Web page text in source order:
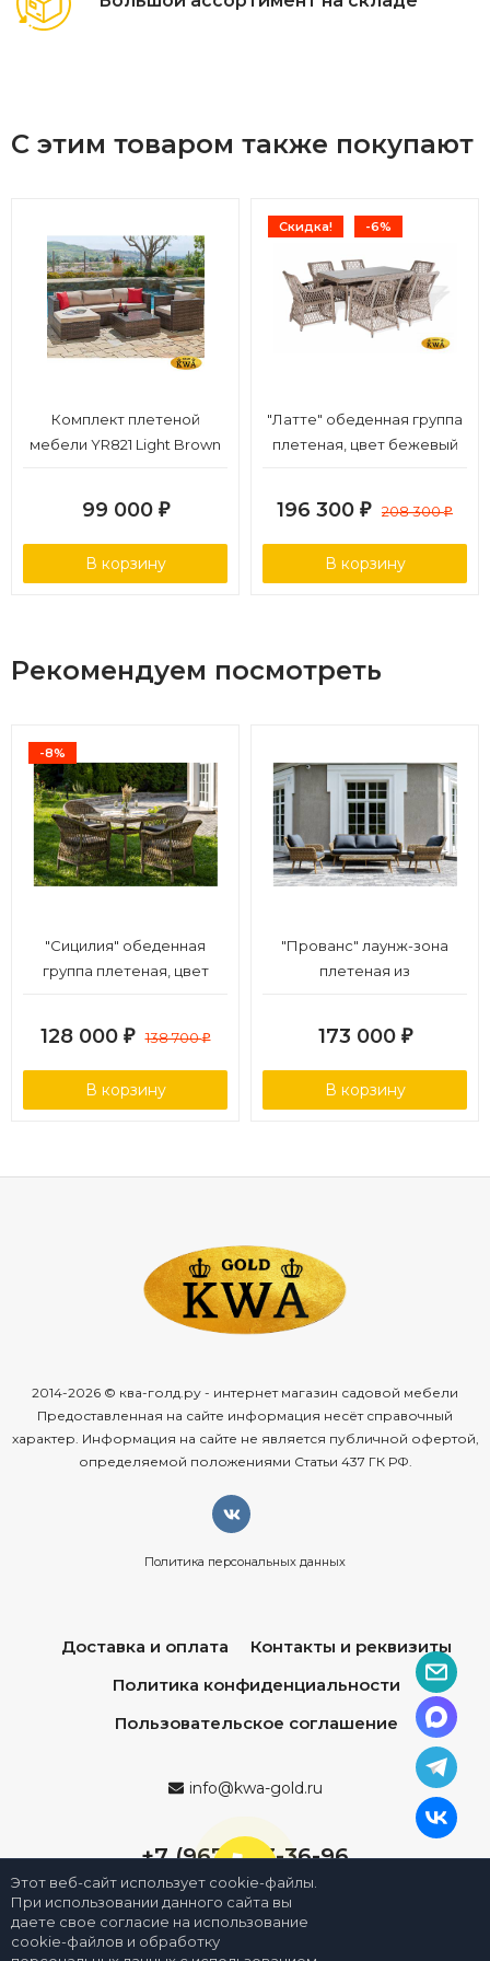
С этим товаром также покупают
Комплект плетеной
мебели YR821 Light Brown
99 000 ₽
В корзину
Скидка! -6%
"Латте" обеденная группа
плетеная, цвет бежевый
196 300 ₽ 208 300₽
В корзину
Рекомендуем посмотреть
-8%
"Сицилия" обеденная
группа плетеная, цвет
128 000 ₽ 138 700₽
В корзину
"Прованс" лаунж-зона
плетеная из
173 000 ₽
В корзину
2014-2026 © ква-голд.ру - интернет магазин садовой мебели
Предоставленная на сайте информация несёт справочный
характер. Информация на сайте не является публичной офертой,
определяемой положениями Статьи 437 ГК РФ.
Политика персональных данных
Доставка и оплата
Контакты и реквизиты
Политика конфиденциальности
Пользовательское соглашение
info@kwa-gold.ru
+7 (967) 013-36-96
Этот веб-сайт использует cookie-файлы.
При использовании данного сайта вы
даете свое согласие на использование
cookie-файлов и обработку